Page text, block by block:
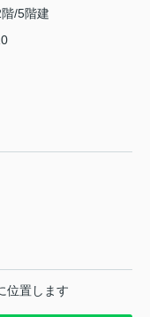
/5階建
位置します